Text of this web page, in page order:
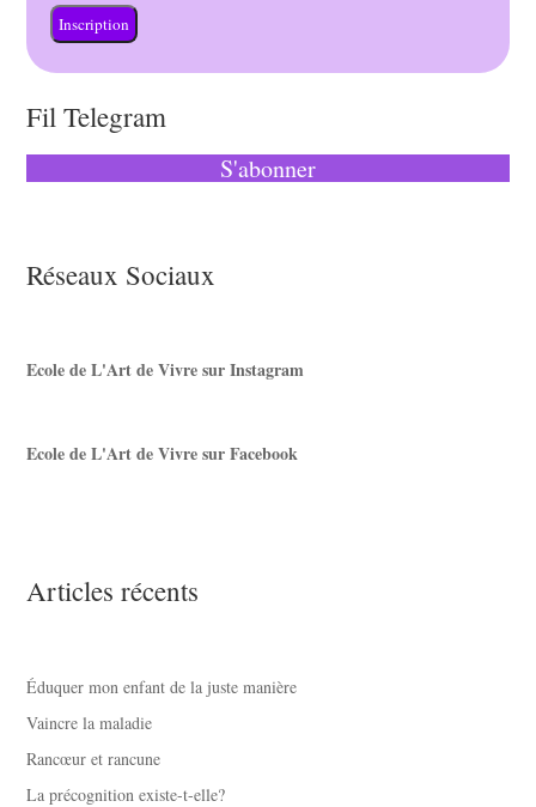
Inscription
Fil Telegram
S'abonner
Réseaux Sociaux
Ecole de L'Art de Vivre sur Instagram
Ecole de L'Art de Vivre sur Facebook
Articles récents
Éduquer mon enfant de la juste manière
Vaincre la maladie
Rancœur et rancune
La précognition existe-t-elle?